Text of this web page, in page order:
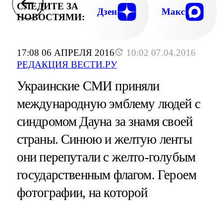
17:08 06 АПРЕЛЯ 2016
10:02 07.04.2016
РЕДАКЦИЯ ВЕСТИ.РУ
СЛЕДИТЕ ЗА
НОВОСТЯМИ:
Дзен Макс
Украинские СМИ приняли
международную эмблему людей с
синдромом Дауна за знамя своей
страны. Синюю и желтую ленты
они перепутали с желто-голубым
государственным флагом. Героем
фотографии, на которой